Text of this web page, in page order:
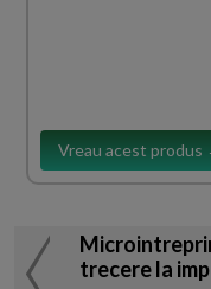
Vreau acest produs
trecere la